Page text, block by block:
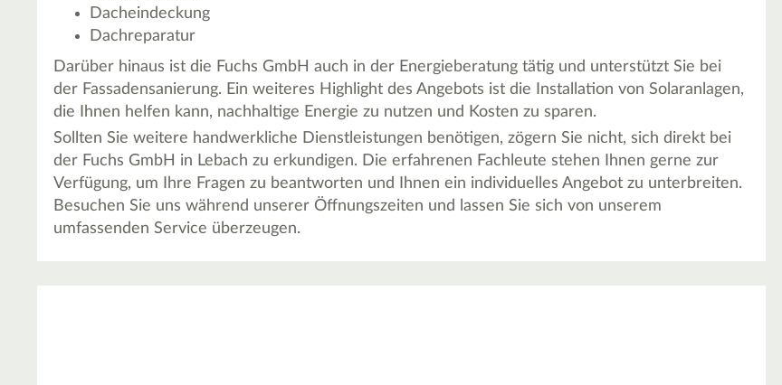
Dacheindeckung
Dachreparatur
Darüber hinaus ist die Fuchs GmbH auch in der Energieberatung tätig und unterstützt Sie bei
der Fassadensanierung. Ein weiteres Highlight des Angebots ist die Installation von Solaranlagen,
die Ihnen helfen kann, nachhaltige Energie zu nutzen und Kosten zu sparen.
Sollten Sie weitere handwerkliche Dienstleistungen benötigen, zögern Sie nicht, sich direkt bei
der Fuchs GmbH in Lebach zu erkundigen. Die erfahrenen Fachleute stehen Ihnen gerne zur
Verfügung, um Ihre Fragen zu beantworten und Ihnen ein individuelles Angebot zu unterbreiten.
Besuchen Sie uns während unserer Öffnungszeiten und lassen Sie sich von unserem
umfassenden Service überzeugen.